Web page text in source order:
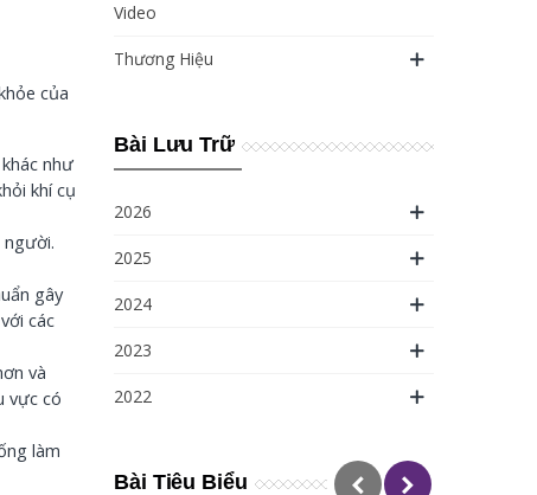
Video
Thương Hiệu
Bài Lưu Trữ
2026
2025
2024
2023
2022
Bài Tiêu Biểu
của
như
khí cụ
người.
gây
các
và
vực có
làm